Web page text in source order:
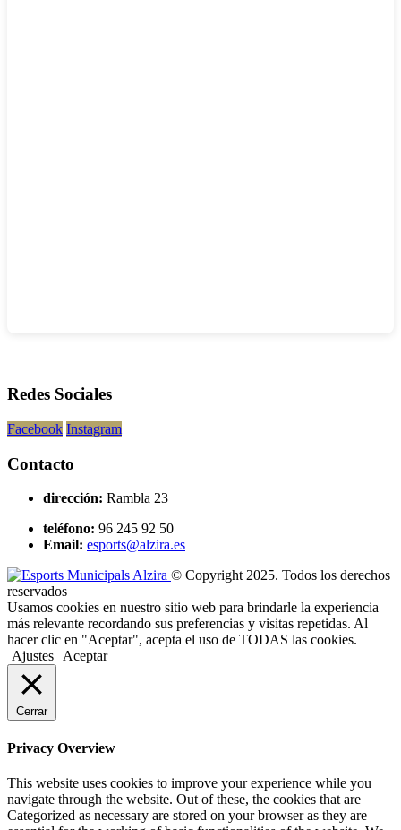
Redes Sociales
Facebook Instagram
Contacto
dirección: Rambla 23
teléfono: 96 245 92 50
Email: esports@alzira.es
© Copyright 2025. Todos los derechos
reservados
Usamos cookies en nuestro sitio web para brindarle la experiencia
más relevante recordando sus preferencias y visitas repetidas. Al
hacer clic en "Aceptar", acepta el uso de TODAS las cookies.
Ajustes
Aceptar
Cerrar
Privacy Overview
This website uses cookies to improve your experience while you
navigate through the website. Out of these, the cookies that are
Categorized as necessary are stored on your browser as they are